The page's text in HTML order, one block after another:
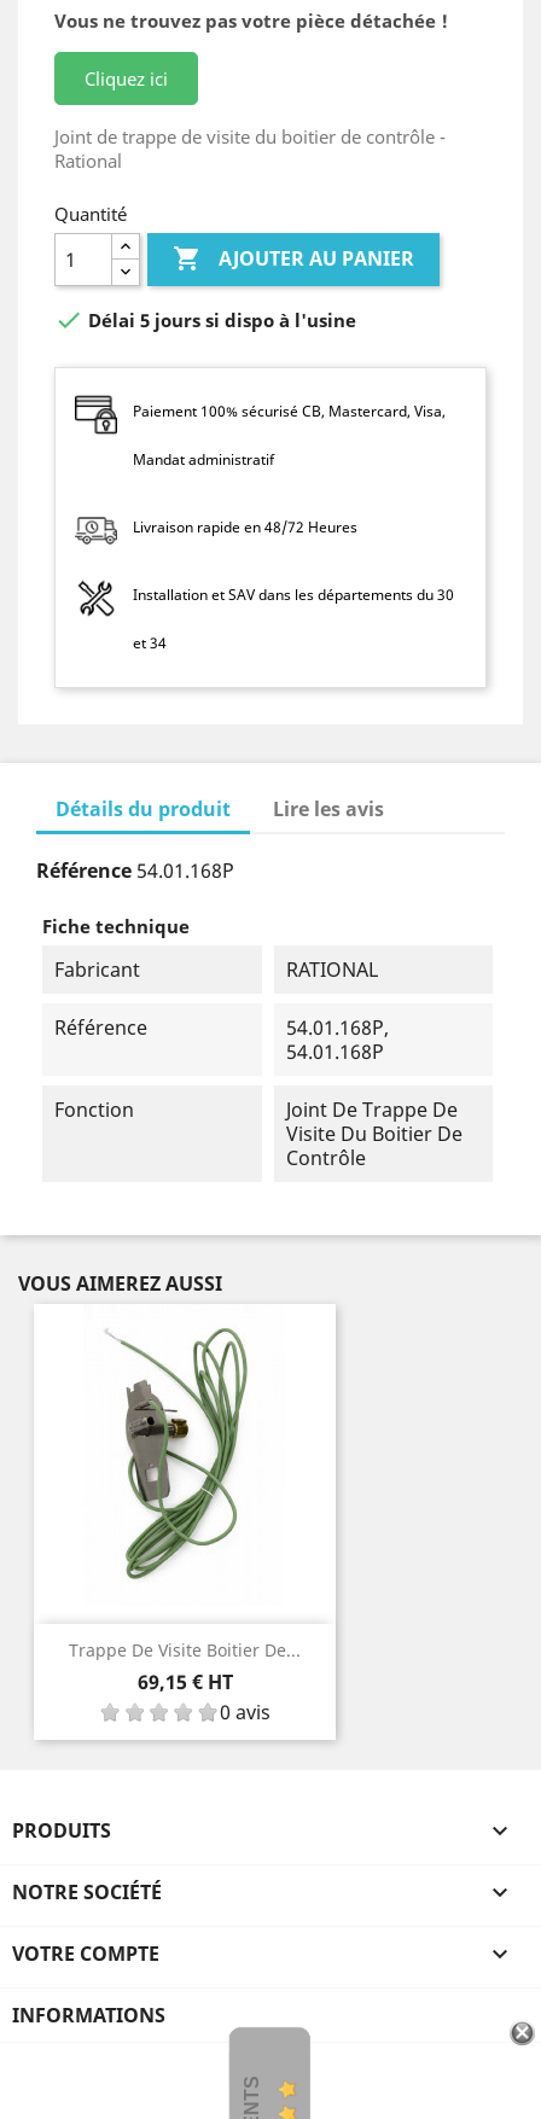
Vous ne trouvez pas votre pièce détachée !
Cliquez ici
Joint de trappe de visite du boitier de contrôle -
Rational
Quantité
 AJOUTER AU PANIER
 Délai 5 jours si dispo à l'usine
Paiement 100% sécurisé CB, Mastercard, Visa,
Mandat administratif
Livraison rapide en 48/72 Heures
Installation et SAV dans les départements du 30
et 34
Détails du produit Lire les avis
Référence 54.01.168P
Fiche technique
Fabricant RATIONAL
Référence
54.01.168P,
54.01.168P
Fonction
Joint De Trappe De
Visite Du Boitier De
Contrôle
VOUS AIMEREZ AUSSI
Trappe De Visite Boitier De...
Prix
69,15 € HT
0 avis
PRODUITS 
NOTRE SOCIÉTÉ 
VOTRE COMPTE 
INFORMATIONS